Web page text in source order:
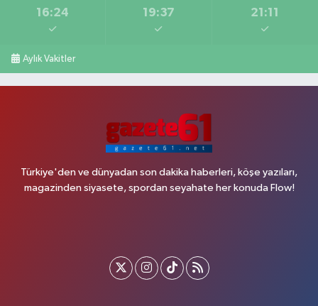
16:24 19:37 21:11
Aylık Vakitler
Türkiye'den ve dünyadan son dakika haberleri, köşe yazıları,
magazinden siyasete, spordan seyahate her konuda Flow!